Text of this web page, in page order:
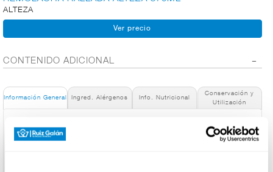
QUESOS
CORTE
ALTEZA
CONTENIDO ADICIONAL
Información General Ingred. Alérgenos Info. Nutricional
Conservación y
Utilización
Denominación de alimento:
Remolacha rallada fco 345 g 180 g pne